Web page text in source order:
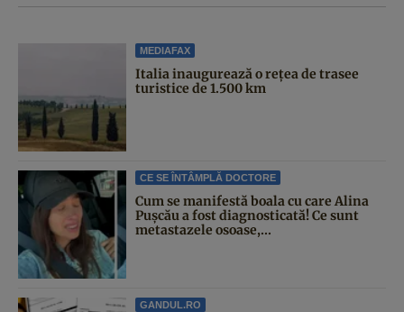
MEDIAFAX
Italia inaugurează o rețea de trasee
turistice de 1.500 km
CE SE ÎNTÂMPLĂ DOCTORE
Cum se manifestă boala cu care Alina
Pușcău a fost diagnosticată! Ce sunt
metastazele osoase,...
GANDUL.RO